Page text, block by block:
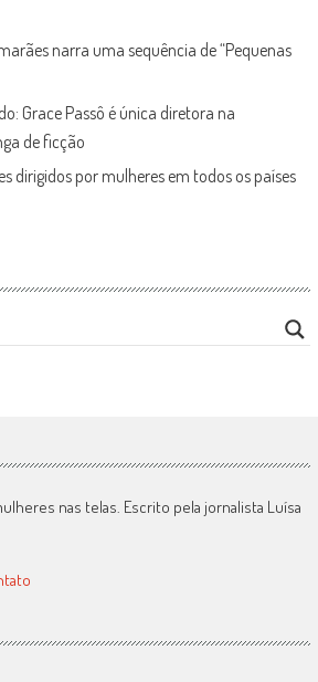
narra uma sequência de “Pequenas
Grace Passô é única diretora na
de ficção
dirigidos por mulheres em todos os países
nas telas. Escrito pela jornalista Luísa